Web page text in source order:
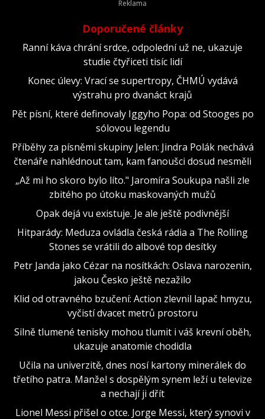
Doporučené články
Ranní káva chrání srdce, odpolední už ne, ukazuje
studie čtyřiceti tisíc lidí
Konec úlevy: Vrací se supertropy, ČHMÚ vydává
výstrahu pro dvanáct krajů
Pět písní, které definovaly Iggyho Popa: od Stooges po
sólovou legendu
Příběhy za písněmi skupiny Jelen: Jindra Polák nechává
čtenáře nahlédnout tam, kam fanoušci dosud nesměli
„Až mi ho skoro bylo líto." Jaromíra Soukupa našli zle
zbitého po útoku maskovaných mužů
Opak dejá vu existuje. Je ale ještě podivnější
Hitparády: Meduza ovládla česká rádia a The Rolling
Stones se vrátili do albové top desítky
Petr Janda jako Cézar na nosítkách: Oslava narozenin,
jakou Česko ještě nezažilo
Klid od otravného bzučení: Action zlevnil lapač hmyzu,
vyčistí dvacet metrů prostoru
Silně tlumené tenisky mohou tlumit i váš krevní oběh,
ukazuje anatomie chodidla
Učila na univerzitě, dnes nosí kartony minerálek do
třetího patra. Manžel s dospělým synem leží u televize
a nechají ji dřít
Lionel Messi přišel o otce. Jorge Messi, který synovi v